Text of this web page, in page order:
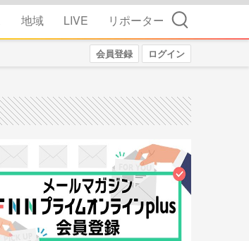
地域 LIVE リポーター 検索
会員登録 ログイン